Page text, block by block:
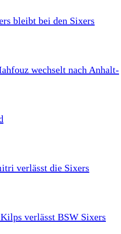
bleibt bei den Sixers
wechselt nach Anhalt-
verlässt die Sixers
verlässt BSW Sixers